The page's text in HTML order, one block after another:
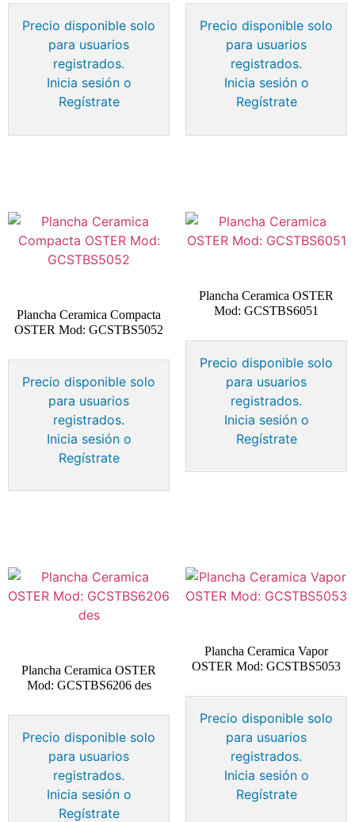
Precio disponible solo
para usuarios
registrados.
Inicia sesión o
Regístrate
Precio disponible solo
para usuarios
registrados.
Inicia sesión o
Regístrate
Plancha Ceramica Compacta
OSTER Mod: GCSTBS5052
Precio disponible solo
para usuarios
registrados.
Inicia sesión o
Regístrate
Plancha Ceramica OSTER
Mod: GCSTBS6051
Precio disponible solo
para usuarios
registrados.
Inicia sesión o
Regístrate
Plancha Ceramica OSTER
Mod: GCSTBS6206 des
Precio disponible solo
para usuarios
registrados.
Inicia sesión o
Regístrate
Plancha Ceramica Vapor
OSTER Mod: GCSTBS5053
Precio disponible solo
para usuarios
registrados.
Inicia sesión o
Regístrate